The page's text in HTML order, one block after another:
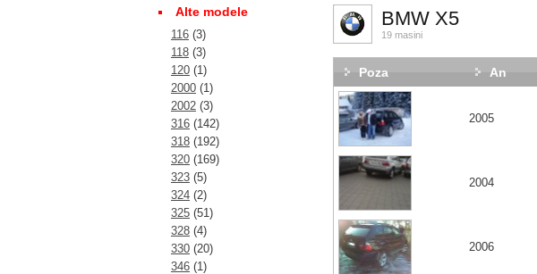
Alte modele
116 (3)
118 (3)
120 (1)
2000 (1)
2002 (3)
316 (142)
318 (192)
320 (169)
323 (5)
324 (2)
325 (51)
328 (4)
330 (20)
346 (1)
BMW X5
19 masini
Poza An
2005
2004
2006